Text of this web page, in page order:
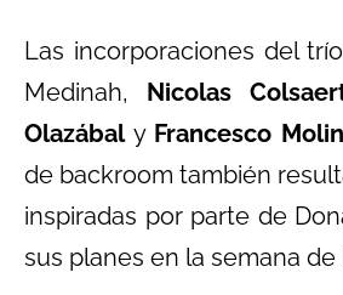
Las incorporaciones del
Medinah, Nicolas
Olazábaly Francesco
de backroom también
inspiradas por parte de
sus planes en la semana de